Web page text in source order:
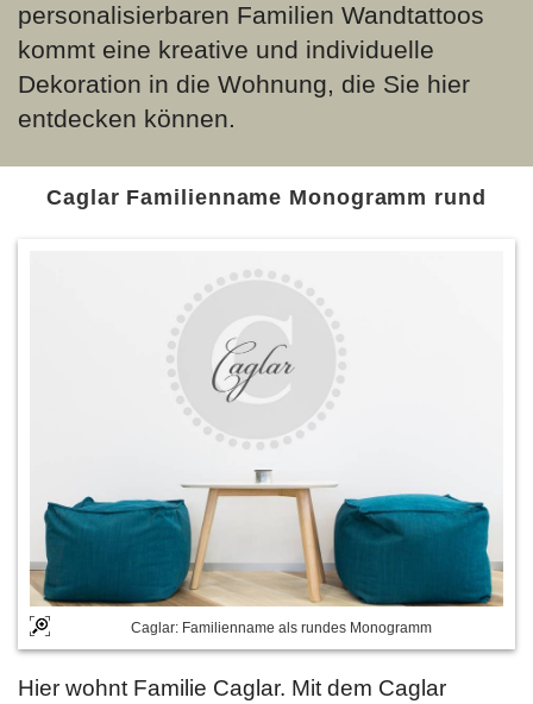
personalisierbaren Familien Wandtattoos
kommt eine kreative und individuelle
Dekoration in die Wohnung, die Sie hier
entdecken können.
Caglar Familienname Monogramm rund
Caglar: Familienname als rundes Monogramm
Hier wohnt Familie Caglar. Mit dem Caglar